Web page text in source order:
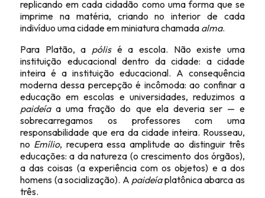
replicando em cada cidadão como uma forma que se
imprime na matéria, criando no interior de cada
indivíduo uma cidade em miniatura chamada alma.
Para Platão, a pólisé a escola. Não existe uma
instituição educacional dentro da cidade: a cidade
inteira é a instituição educacional. A consequência
moderna dessa percepção é incômoda: ao confinar a
educação em escolas e universidades, reduzimos a
paideíaa uma fração do que ela deveria ser — e
sobrecarregamos os professores com uma
responsabilidade que era da cidade inteira. Rousseau,
no Emílio, recupera essa amplitude ao distinguir três
educações: a da natureza (o crescimento dos órgãos),
a das coisas (a experiência com os objetos) e a dos
homens (a socialização). A paideíaplatônica abarca as
três.